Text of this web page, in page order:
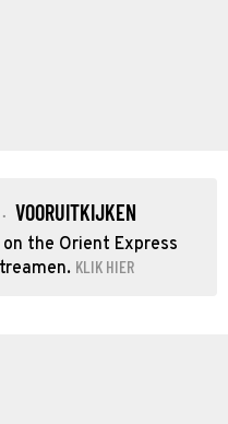
· VOORUITKIJKEN
the Orient Express
KLIK HIER